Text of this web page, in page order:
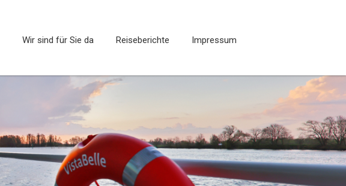
Wir sind für Sie da Reiseberichte Impressum